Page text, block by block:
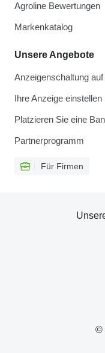
Agroline Bewertungen
Markenkatalog
Unsere Angebote
Anzeigenschaltung auf
Ihre Anzeige einstellen
Platzieren Sie eine
Partnerprogramm
Für Firmen
©